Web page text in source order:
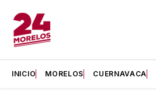
INICIO MORELOS CUERNAVACA